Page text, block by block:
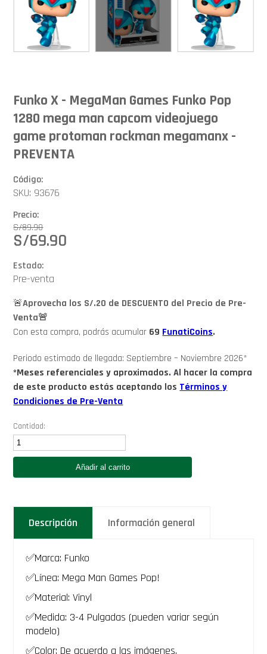
Funko X - MegaMan Games​ Funko Pop
1280 mega man capcom videojuego
game protoman rockman megamanx -
PREVENTA
Código:
SKU: 93676
Precio:
S/89.90
S/69.90
Estado:
Pre-venta
🚨Aprovecha los S/.20 de DESCUENTO del Precio de Pre-
Venta🚨
Con esta compra, podrás acumular 69 FunatiCoins.
Periodo estimado de llegada: Septiembre – Noviembre 2026*
*Meses referenciales y aproximados. Al hacer la compra
de este producto estás aceptando los Términos y
Condiciones de Pre-Venta
Cantidad:
Funko
-
Games​
mega
videojuego
game
protoman
megamanx
PREVENTA
cantidad
Añadir al carrito
Descripción Información general
✅Marca: Funko
✅Línea: Mega Man Games​ Pop!
✅Material: Vinyl
✅Medida: 3-4 Pulgadas (pueden variar según
modelo)
✅Color: De acuerdo a las imágenes.